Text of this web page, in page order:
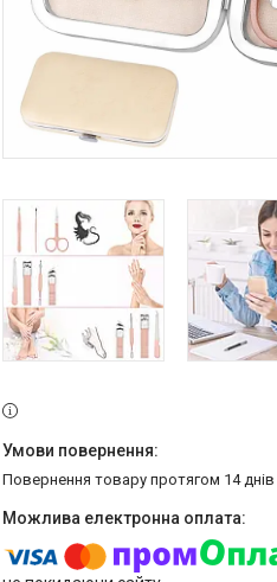
повернення товару протягом 14 днів